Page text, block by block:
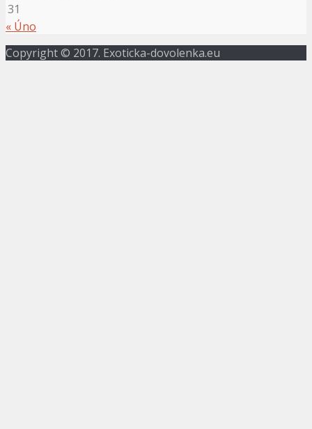
31
« Úno
Copyright © 2017. Exoticka-dovolenka.eu